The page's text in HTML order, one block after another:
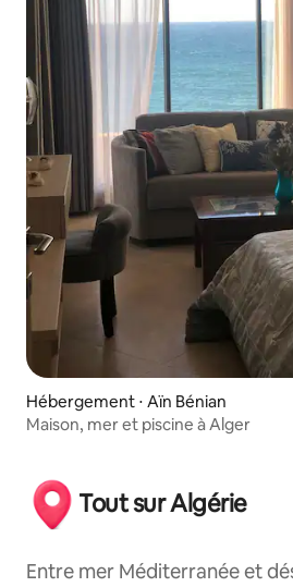
Hébergement ⋅ Aïn Bénian
Maison, mer et piscine à Alger
Tout sur Algérie
Entre mer Méditerranée et